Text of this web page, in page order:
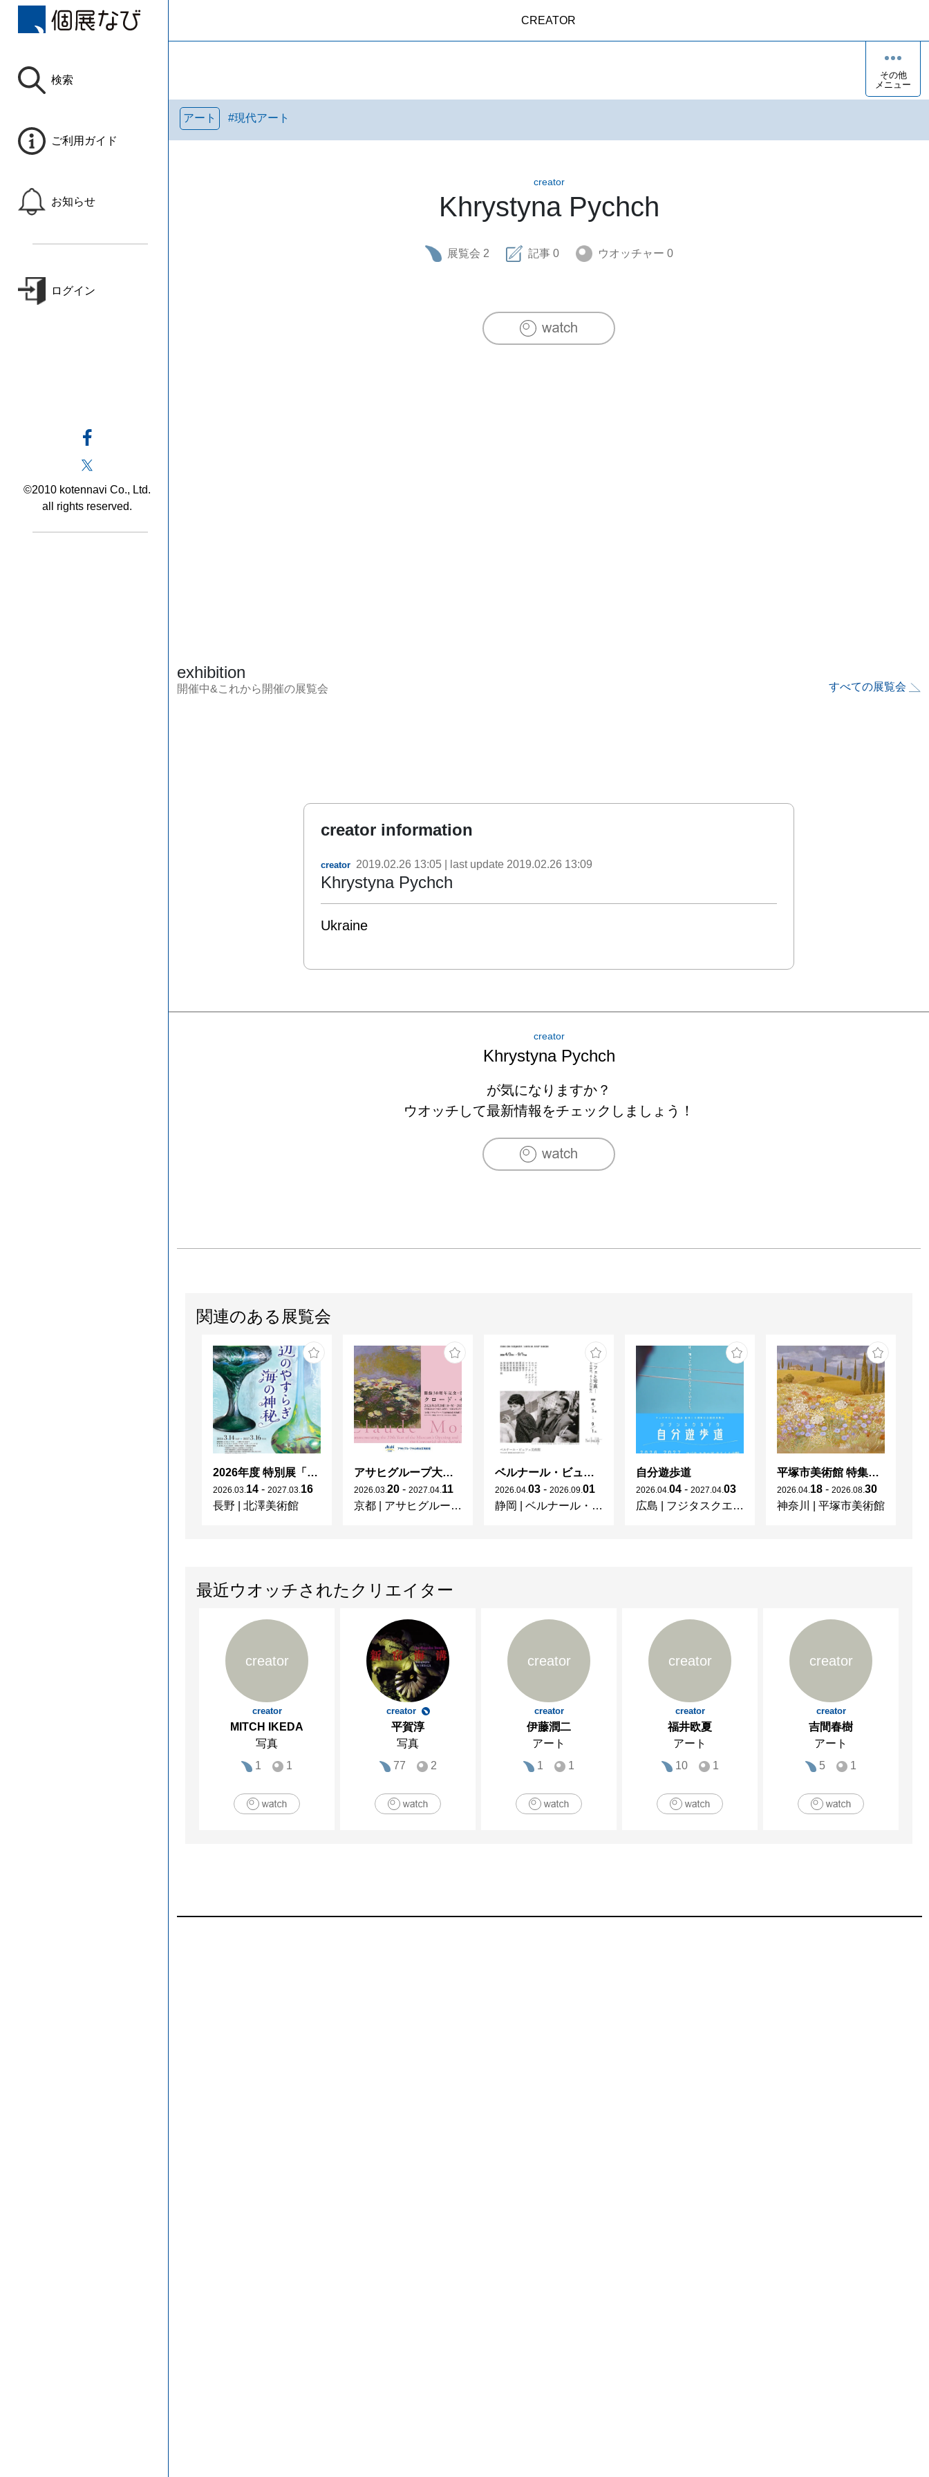
検索
ご利用ガイド
お知らせ
ログイン
©2010 kotennavi Co., Ltd.
all rights reserved.
CREATOR
その他
メニュー
アート #現代アート
creator
Khrystyna Pychch
展覧会 2 記事 0 ウオッチャー 0
exhibition
開催中&これから開催の展覧会 すべての展覧会
creator information
creator 2019.02.26 13:05 | last update 2019.02.26 13:09
Khrystyna Pychch
Ukraine
creator
Khrystyna Pychch
が気になりますか？
ウオッチして最新情報をチェックしましょう！
関連のある展覧会
2026年度 特別展「ガレとドーム、アール･ヌーヴォーのガラス 水辺のやすらぎ、海の神秘」
2026 03 14 - 2027 03 16
長野
北澤美術館
アサヒグループ大山崎山荘美術館 開館30周年記念展「没後100年 クロード・モネ」
2026 03 20 - 2027 04 11
京都
アサヒグループ大山崎山荘美術館
ベルナール・ビュフェと写真 ーカメラがとらえたビュフェとその時代、そして21 世紀へ
2026 04 03 - 2026 09 01
静岡
ベルナール・ビュフェ美術館
自分遊歩道
2026 04 04 - 2027 04 03
広島
フジタスクエアまるくる大野
平塚市美術館 特集展 花の表現、その多様性／特別展示 新収蔵品展
2026 04 18 - 2026 08 30
神奈川
平塚市美術館
最近ウオッチされたクリエイター
creator
creator
MITCH IKEDA
写真
1
1
creator
平賀淳
写真
77
2
creator
creator
伊藤潤二
アート
1
1
creator
creator
福井欧夏
アート
10
1
creator
creator
吉間春樹
アート
5
1